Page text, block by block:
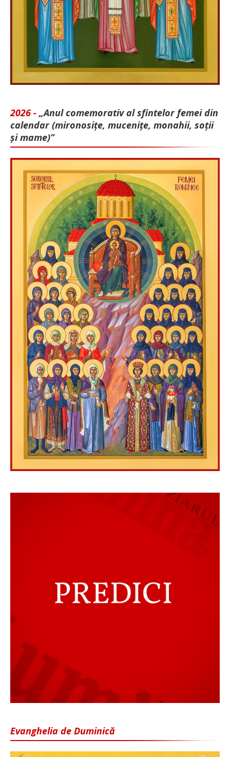
2026 - „Anul comemorativ al sfintelor femei din
calendar (mironosițe, mu­cenițe, monahii, soții
și mame)”
Evanghelia de Duminică